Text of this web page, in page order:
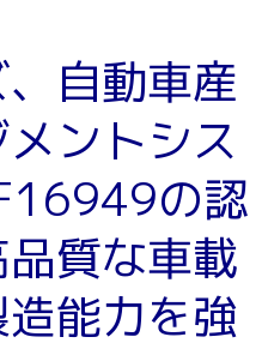
自動車産
ントシス
の認
質な車載
能力を強